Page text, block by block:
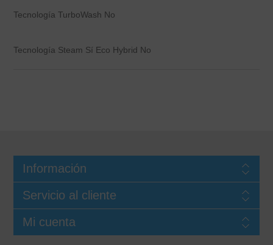
Tecnología TurboWash No
Tecnología Steam Sí Eco Hybrid No
Información
Servicio al cliente
Mi cuenta